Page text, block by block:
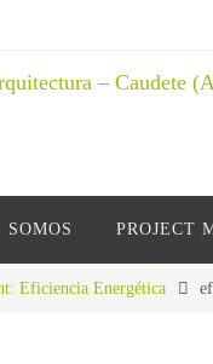
SOMOS PROJECT
Eficiencia Energética